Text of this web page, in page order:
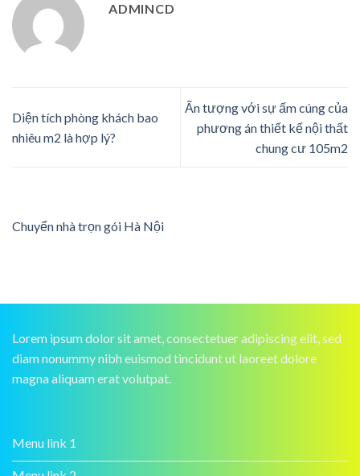
ADMINCD
Diện tích phòng khách bao
nhiêu m2 là hợp lý?
Ấn tượng với sự ấm cúng của
phương án thiết kế nội thất
chung cư 105m2
Chuyển nhà trọn gói Hà Nội
Lorem ipsum dolor sit amet, consectetuer adipiscing elit, sed
diam nonummy nibh euismod tincidunt ut laoreet dolore
magna aliquam erat volutpat.
Menu link 1